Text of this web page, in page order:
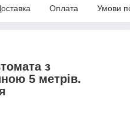
Оплата Умови
з
5 метрів.